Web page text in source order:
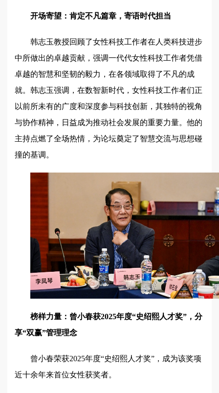
开场寄望：肯定不凡篇章，寄语时代担当
韩志玉教授回顾了女性科技工作者在人类科技进步
中所做出的卓越贡献，强调一代代女性科技工作者凭借
卓越的智慧和坚韧的毅力，在各领域取得了不凡的成
就。韩志玉强调，在数智新时代，女性科技工作者们正
以前所未有的广度和深度参与科技创新，其独特的视角
与协作精神，日益成为推动社会发展的重要力量。他的
主持点燃了全场热情，为论坛奠定了智慧交流与思想碰
撞的基调。
榜样力量：曾小春获2025年度“史绍熙人才奖”，分
享“双赢”管理理念
曾小春荣获2025年度“史绍熙人才奖”，成为该奖项
近十余年来首位女性获奖者。